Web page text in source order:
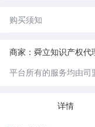
高效代缴办理：收到客户
户疑问。
购买须知
商家：舜立知识产权代
平台所有的服务均由司
详情